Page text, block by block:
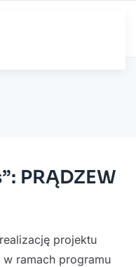
PRĄDZEW
projektu
w ramach programu